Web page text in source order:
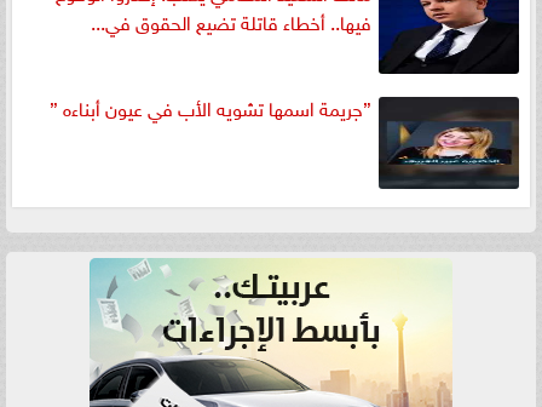
فيها.. أخطاء قاتلة تضيع الحقوق في...
”جريمة اسمها تشويه الأب في عيون أبناءه ”